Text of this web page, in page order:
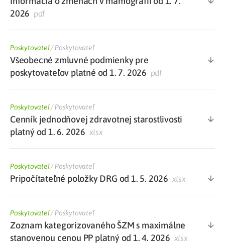
2026 pdf
Poskytovateľ/Poskytovateľ
Všeobecné zmluvné podmienky pre
poskytovateľov platné od 1. 7. 2026 pdf
Poskytovateľ/Poskytovateľ
Cenník jednodňovej zdravotnej starostlivosti
platný od 1. 6. 2026 xlsx
Poskytovateľ/Poskytovateľ
Pripočítateľné položky DRG od 1. 5. 2026 xlsx
Poskytovateľ/Poskytovateľ
Zoznam kategorizovaného ŠZM s maximálne
stanovenou cenou PP platný od 1. 4. 2026 xlsx